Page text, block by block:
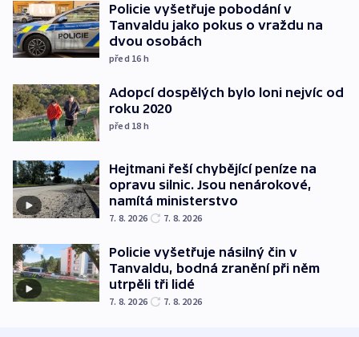
Policie vyšetřuje pobodání v
Tanvaldu jako pokus o vraždu na
dvou osobách
před 16 h
Adopcí dospělých bylo loni nejvíc od
roku 2020
před 18 h
Hejtmani řeší chybějící peníze na
opravu silnic. Jsou nenárokové,
namítá ministerstvo
7. 8. 2026 7. 8. 2026
Policie vyšetřuje násilný čin v
Tanvaldu, bodná zranění při něm
utrpěli tři lidé
7. 8. 2026 7. 8. 2026